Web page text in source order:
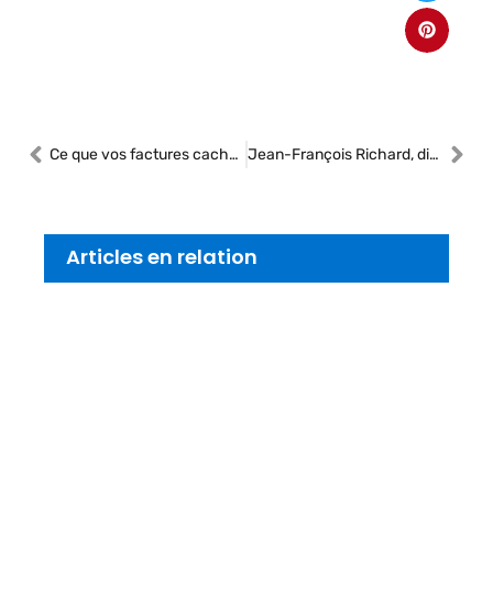
Ce que vos factures cachent : la vraie valeur de votre atelier Jean-François Richard, directeur général de la SOGHU, en entrevue avec Benoit Charette
Articles en relation